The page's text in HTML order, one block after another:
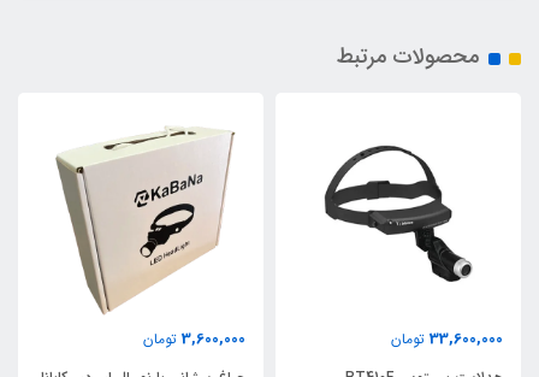
محصولات مرتبط
33,600,000 تومان
3,600,000 تومان